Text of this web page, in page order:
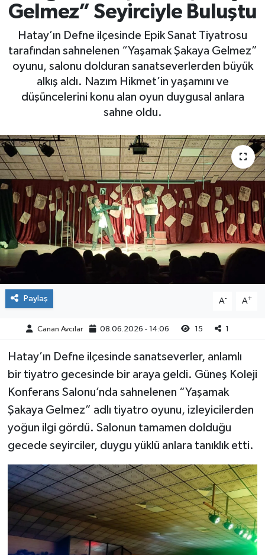
Gelmez” Seyirciyle Buluştu
Hatay’ın Defne ilçesinde Epik Sanat Tiyatrosu
tarafından sahnelenen “Yaşamak Şakaya Gelmez”
oyunu, salonu dolduran sanatseverlerden büyük
alkış aldı. Nazım Hikmet’in yaşamını ve
düşüncelerini konu alan oyun duygusal anlara
sahne oldu.
Paylaş A- A+
Canan Avcılar 08.06.2026 - 14:06 15 1
Hatay’ın Defne ilçesinde sanatseverler, anlamlı
bir tiyatro gecesinde bir araya geldi. Güneş Koleji
Konferans Salonu’nda sahnelenen “Yaşamak
Şakaya Gelmez” adlı tiyatro oyunu, izleyicilerden
yoğun ilgi gördü. Salonun tamamen dolduğu
gecede seyirciler, duygu yüklü anlara tanıklık etti.
Yaşam